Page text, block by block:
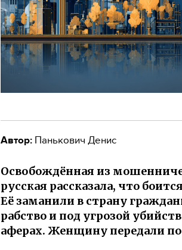
Автор: Панькович Денис
Освобождённая из
русская рассказала, что
Её заманили в страну
рабство и под угрозой
аферах. Женщину передали